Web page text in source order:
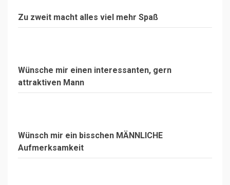
Zu zweit macht alles viel mehr Spaß
Wünsche mir einen interessanten, gern
attraktiven Mann
Wünsch mir ein bisschen MÄNNLICHE
Aufmerksamkeit